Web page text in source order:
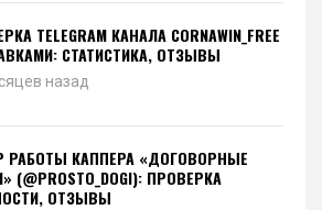
TELEGRAM КАНАЛА CORNAWIN_FREE
СТАТИСТИКА, ОТЗЫВЫ
назад
РАБОТЫ КАППЕРА «ДОГОВОРНЫЕ
(@PROSTO_DOGI): ПРОВЕРКА
ОТЗЫВЫ